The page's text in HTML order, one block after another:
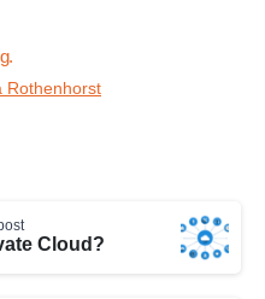
Rothenhorst
Cloud?